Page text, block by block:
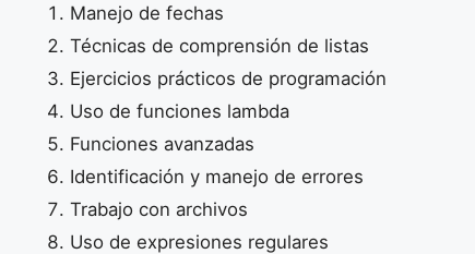
Manejo de fechas
Técnicas de comprensión de listas
Ejercicios prácticos de programación
Uso de funciones lambda
Funciones avanzadas
Identificación y manejo de errores
Trabajo con archivos
Uso de expresiones regulares